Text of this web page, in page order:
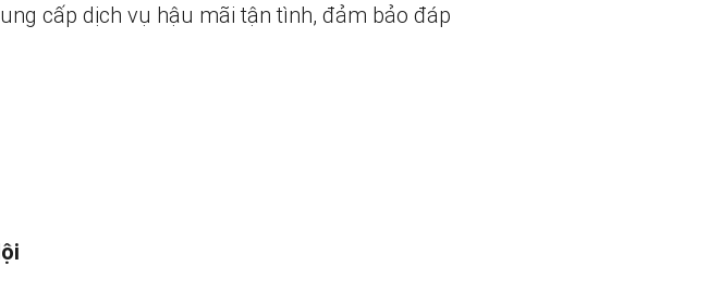
cấp dịch vụ hậu mãi tận tình, đảm bảo đáp